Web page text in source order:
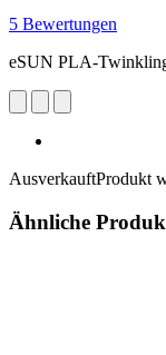
5 Bewertungen
eSUN PLA-
AusverkauftProdukt
Ähnliche